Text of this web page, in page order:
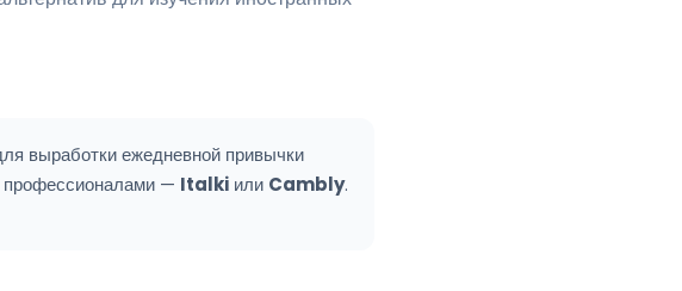
выработки ежедневной привычки
профессионалами — Italki или Cambly.